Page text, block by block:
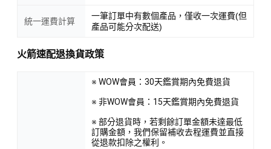
統一運費計算
一筆訂單中有數個產品，僅收一次運費(但
產品可能分次配送)
火箭速配退換貨政策
※ WOW會員：30天鑑賞期內免費退貨
※ 非WOW會員：15天鑑賞期內免費退貨
※ 部分退貨時，若剩餘訂單金額未達最低
訂購金額，我們保留補收去程運費並直接
從退款扣除之權利。